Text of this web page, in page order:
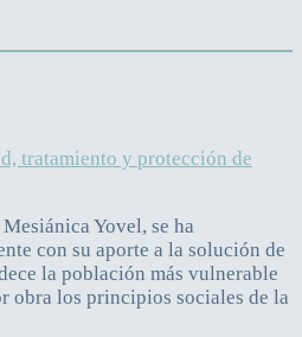
tratamiento y protección de
Yovel, se ha
con su aporte a la solución de
la población más vulnerable
obra los principios sociales de la